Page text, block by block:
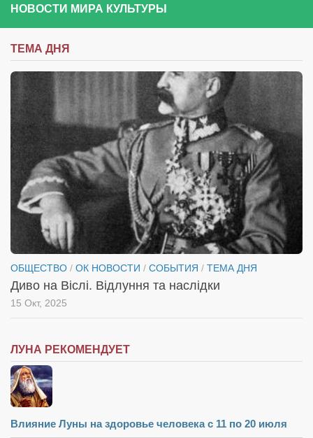
НОВОСТИ МИРА КУЛЬТУРЫ
ТЕМА ДНЯ
ОБЩЕСТВО / ОК НОВОСТИ / СОБЫТИЯ / ТЕМА ДНЯ
Диво на Віслі. Відлуння та наслідки
15 Окт, 2025
ЛУНА РЕКОМЕНДУЕТ
Влияние Луны на здоровье человека с 11 по 20 июля